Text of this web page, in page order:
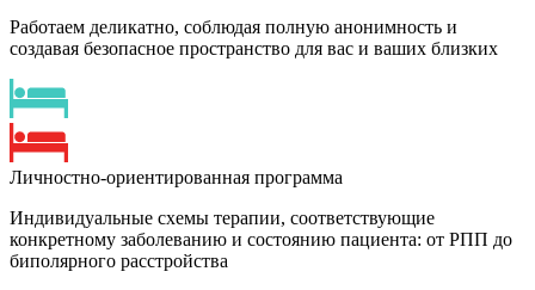
Работаем деликатно, соблюдая полную анонимность и
создавая безопасное пространство для вас и ваших близких
Личностно-ориентированная программа
Индивидуальные схемы терапии, соответствующие
конкретному заболеванию и состоянию пациента: от РПП до
биполярного расстройства